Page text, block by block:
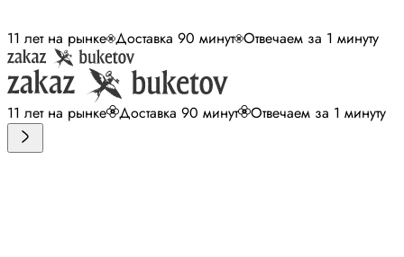
11 лет на рынке Доставка 90 минут Отвечаем за 1 минуту
11 лет на рынке Доставка 90 минут Отвечаем за 1 минуту